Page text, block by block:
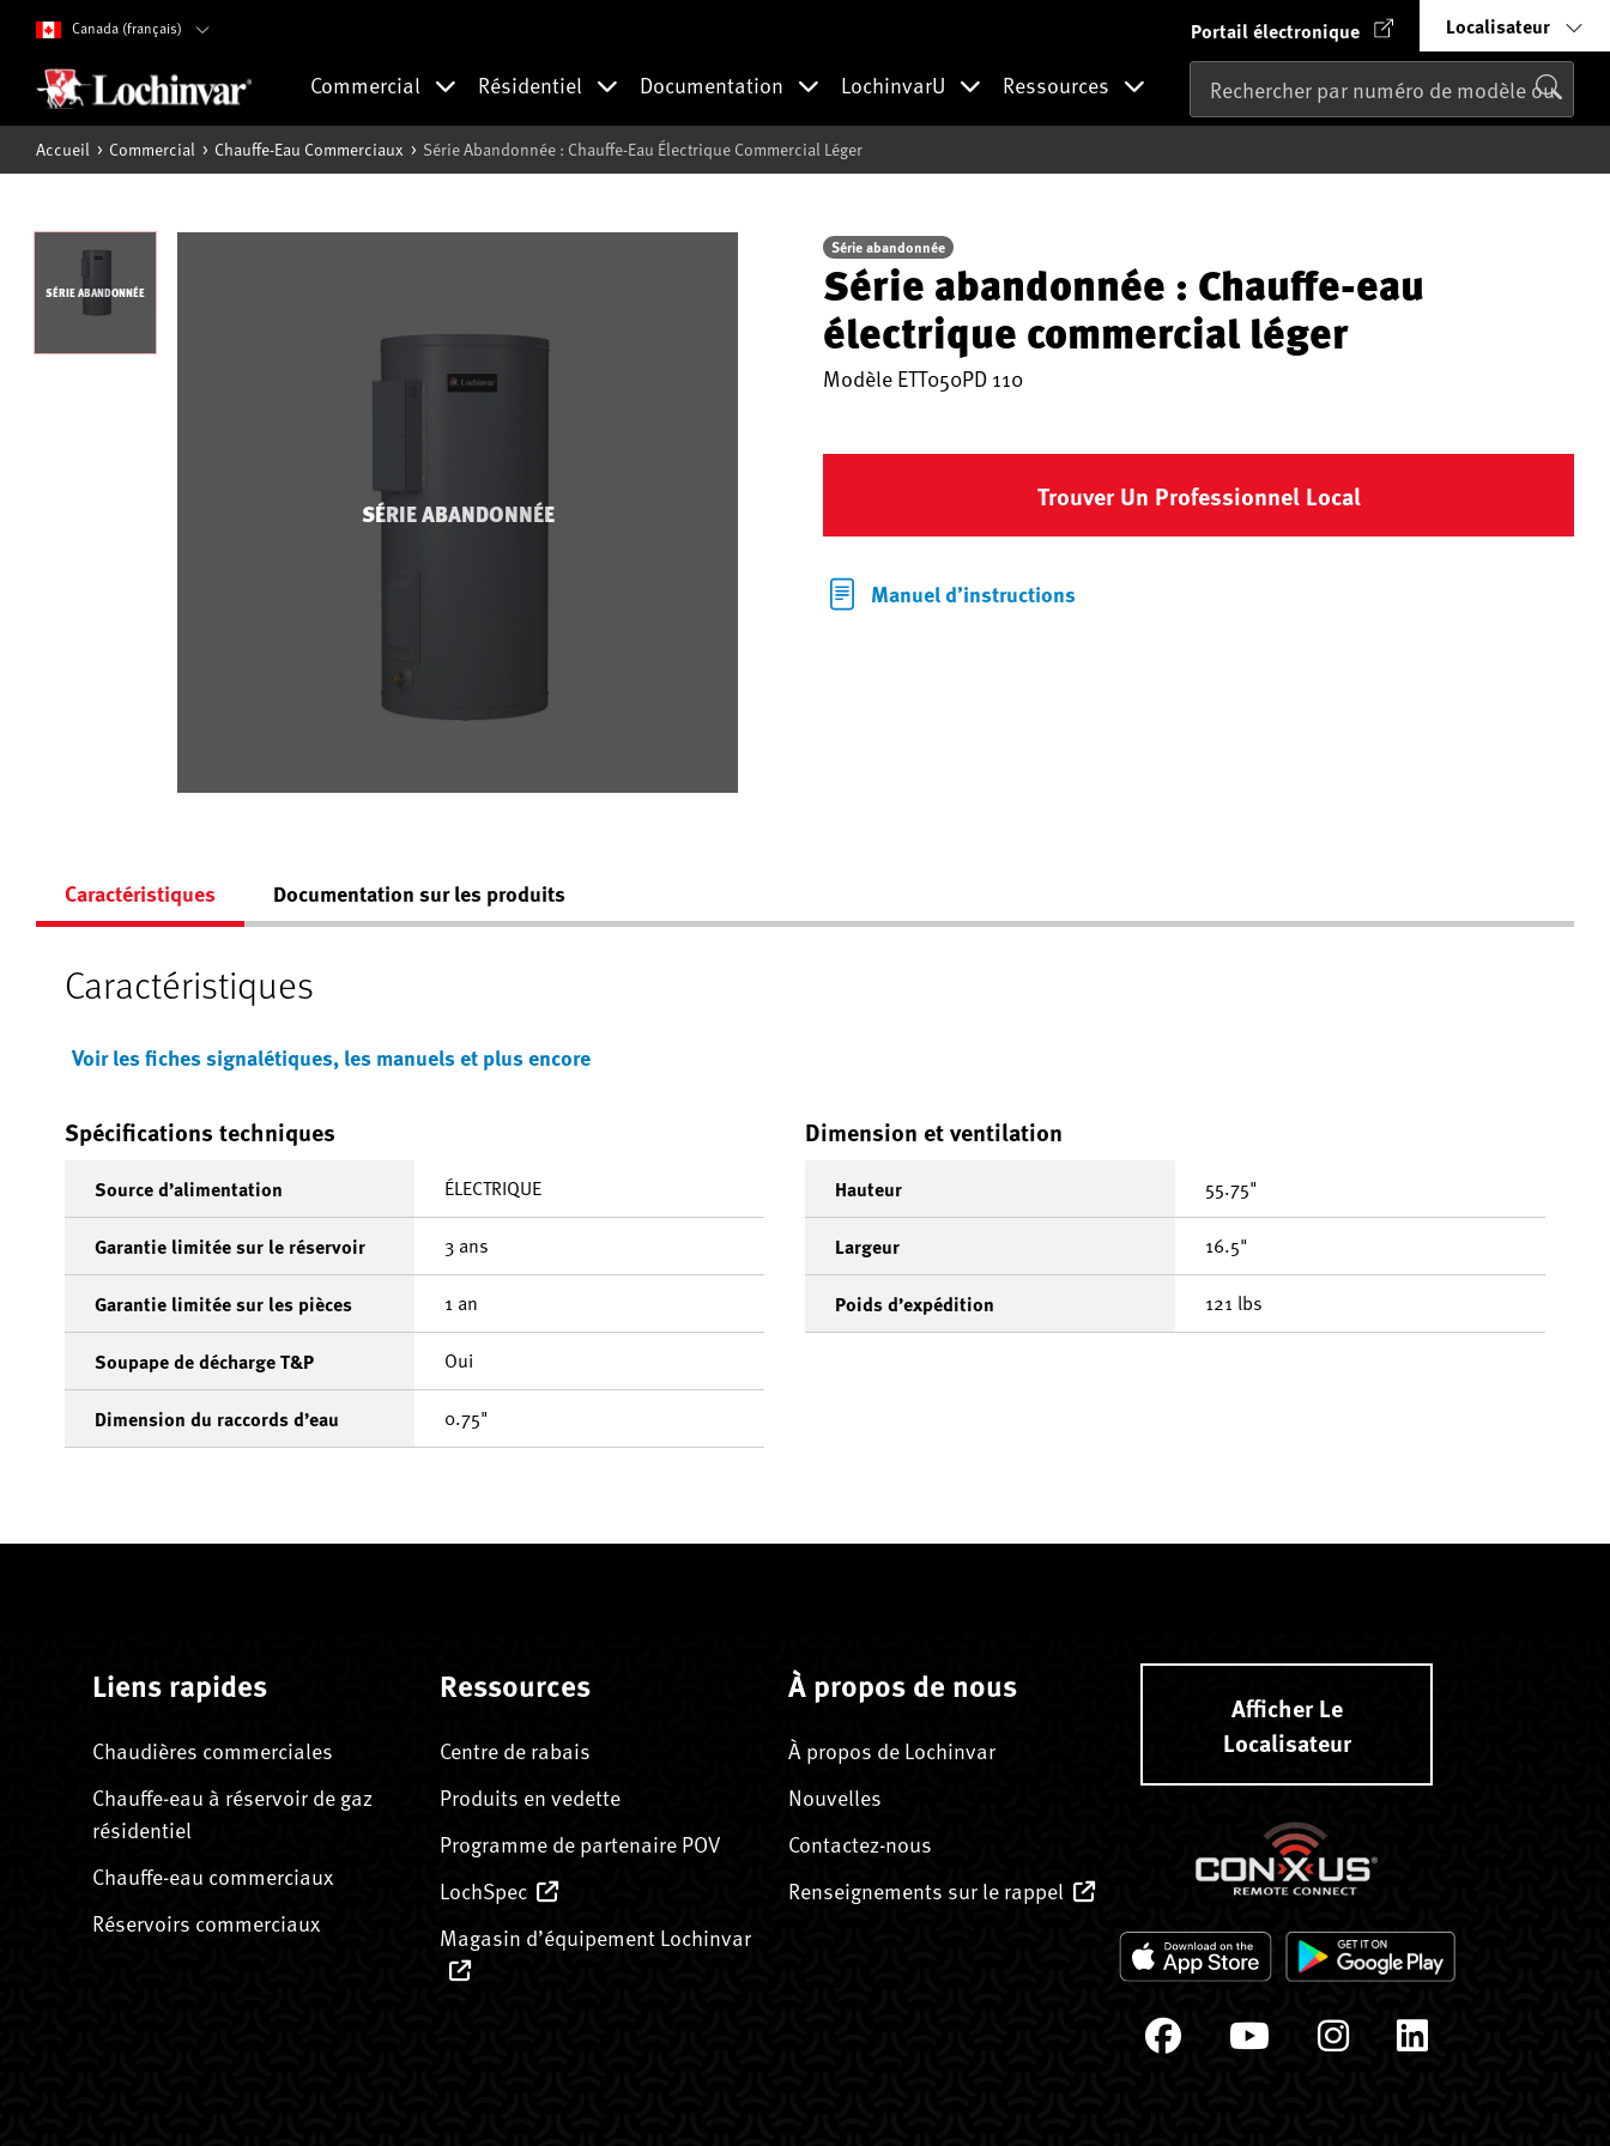
Canada (français) Portail électronique Localisateur
Commercial Résidentiel Documentation LochinvarU Ressources
Accueil Commercial Chauffe-Eau Commerciaux Série Abandonnée : Chauffe-Eau Électrique Commercial Léger
SÉRIE ABANDONNÉE
SÉRIE ABANDONNÉE
Série abandonnée
Série abandonnée : Chauffe-eau
électrique commercial léger
ModèleETT050PD 110
Trouver Un Professionnel Local
Manuel d’instructions
Caractéristiques Documentation sur les produits
Caractéristiques
Voir les fiches signalétiques, les manuels et plus encore
Spécifications techniques
Source d’alimentation ÉLECTRIQUE
Garantie limitée sur le réservoir 3 ans
Garantie limitée sur les pièces 1 an
Soupape de décharge T&P Oui
Dimension du raccords d’eau 0.75"
Dimension et ventilation
Hauteur 55.75"
Largeur 16.5"
Poids d’expédition 121 lbs
Liens rapides
Chaudières commerciales
Chauffe-eau à réservoir de gaz
résidentiel
Chauffe-eau commerciaux
Réservoirs commerciaux
Ressources
Centre de rabais
Produits en vedette
Programme de partenaire POV
LochSpec
Magasin d’équipement Lochinvar
À propos de nous
À propos de Lochinvar
Nouvelles
Contactez-nous
Renseignements sur le rappel
Afficher Le
Localisateur